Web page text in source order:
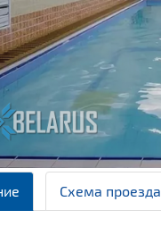
Схема проезда